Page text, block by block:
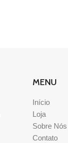
MENU
Início
Loja
Sobre Nós
Contato